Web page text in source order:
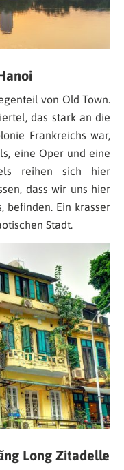
von Old Town.
das stark an die
Frankreichs war,
eine Oper und eine
reihen sich hier
dass wir uns hier
befinden. Ein krasser
Stadt.
Long Zitadelle